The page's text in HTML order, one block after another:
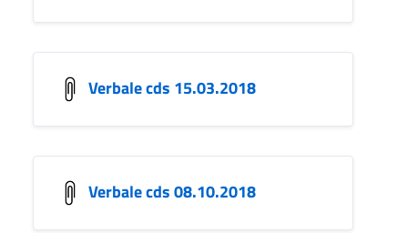
Verbale cds 15.03.2018
Verbale cds 08.10.2018